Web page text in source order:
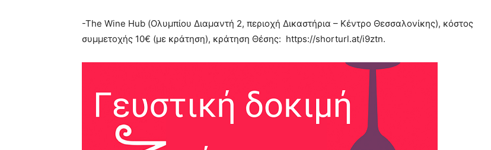
-The Wine Hub (Ολυμπίου Διαμαντή 2, περιοχή Δικαστήρια – Κέντρο Θεσσαλονίκης), κόστος
συμμετοχής 10€ (με κράτηση), κράτηση Θέσης: https://shorturl.at/i9ztn.